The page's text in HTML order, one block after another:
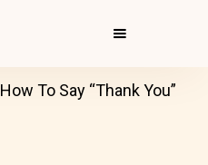
How To Say “Thank You”